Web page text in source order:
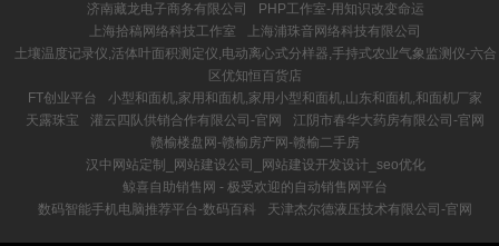
济南藏龙电子商务有限公司
PHP工作室-用知识改变命运
上海拾稿网络科技工作室
上海浦珠音网络科技有限公司
土壤温度记录仪,活体叶面积测定仪,电动离心式分样器,手持式农业气象监测仪-六合
区优知恒百货店
FT创业平台
小型和面机,家用和面机,家用小型和面机,山东和面机,和面机厂家
天露珠宝
灌云四队供销合作有限公司-官网
江阴市春华大药房有限公司-官网
赣榆楼盘网-赣榆房产网-赣榆二手房
汉中网站定制_网站建设公司_网站建设开发设计_seo优化
鲸喜自助销售网 - 极受欢迎的自动销售网平台
数码智能手机电脑推荐平台-数码百科
天津杰尔德液压技术有限公司-官网